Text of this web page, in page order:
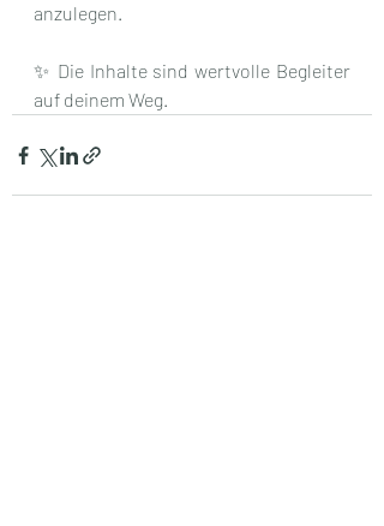
anzulegen.
✨ Die Inhalte sind wertvolle Begleiter
auf deinem Weg.